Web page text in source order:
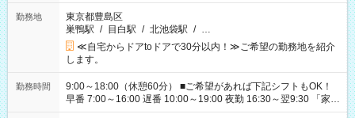
勤務地
東京都豊島区
巣鴨駅 / 目白駅 / 北池袋駅 / …
≪自宅からドアtoドアで30分以内！≫ご希望の勤務地を紹介
します。
勤務時間
9:00～18:00（休憩60分） ■ご希望があれば下記シフトもOK！
早番 7:00～16:00 遅番 10:00～19:00 夜勤 16:30～翌9:30 「家族
と休みを合わせたい」 「余裕を持って夕飯の準備がしたい」